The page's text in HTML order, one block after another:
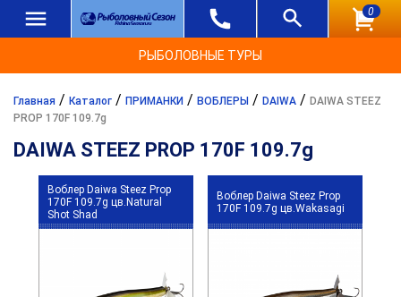
0
РЫБОЛОВНЫЕ ТУРЫ
Главная / Каталог / ПРИМАНКИ / ВОБЛЕРЫ / DAIWA / DAIWA STEEZ
PROP 170F 109.7g
DAIWA STEEZ PROP 170F 109.7g
Воблер Daiwa Steez Prop
170F 109.7g цв.Natural
Shot Shad
Воблер Daiwa Steez Prop
170F 109.7g цв.Wakasagi